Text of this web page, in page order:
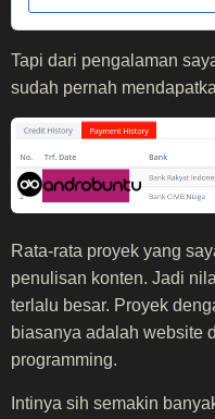
Tapi dari pengalaman
sudah pernah
Rata-rata proyek yang
penulisan konten. Jadi
terlalu besar. Proyek
biasanya adalah website
programming.
Intinya sih semakin